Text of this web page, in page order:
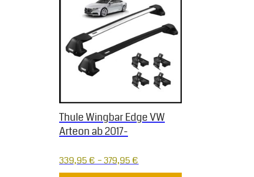
Thule Wingbar Edge VW
Arteon ab 2017-
339,95€–379,95€